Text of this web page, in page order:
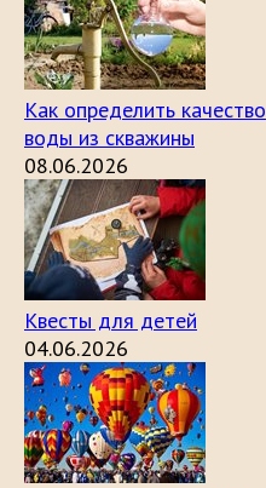
Как определить качество
воды из скважины
08.06.2026
Квесты для детей
04.06.2026